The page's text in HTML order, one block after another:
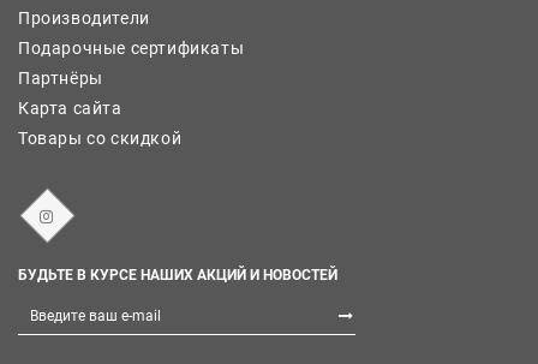
Производители
Подарочные сертификаты
Партнёры
Карта сайта
Товары со скидкой
БУДЬТЕ В КУРСЕ НАШИХ АКЦИЙ И НОВОСТЕЙ